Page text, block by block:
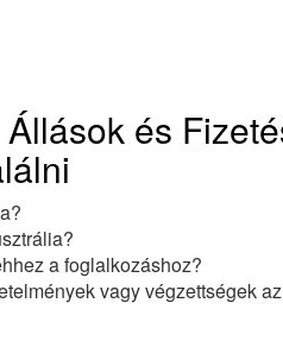
és
a foglalkozáshoz?
vagy végzettségek az